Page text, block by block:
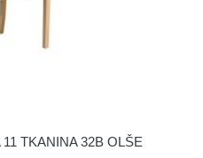
TKANINA 32B OLŠE